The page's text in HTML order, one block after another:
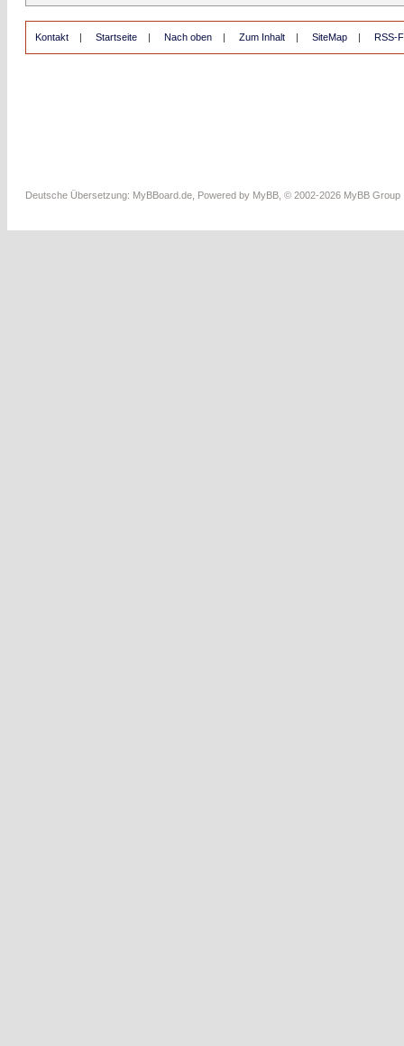
Kontakt | Startseite | Nach oben | Zum Inhalt | SiteMap | RSS-
Deutsche Übersetzung: MyBBoard.de , Powered by MyBB , © 2002-2026 MyBB Group